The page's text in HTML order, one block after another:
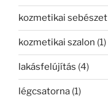
kozmetikai sebészet
kozmetikai szalon (1)
lakásfelújítás (4)
légcsatorna (1)